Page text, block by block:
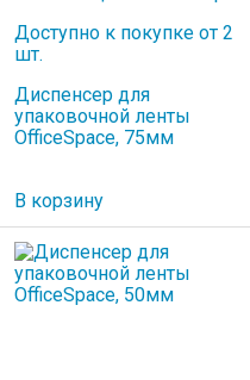
Доступно к покупке от 2
шт.
Диспенсер для
упаковочной ленты
OfficeSpace, 75мм
В корзину